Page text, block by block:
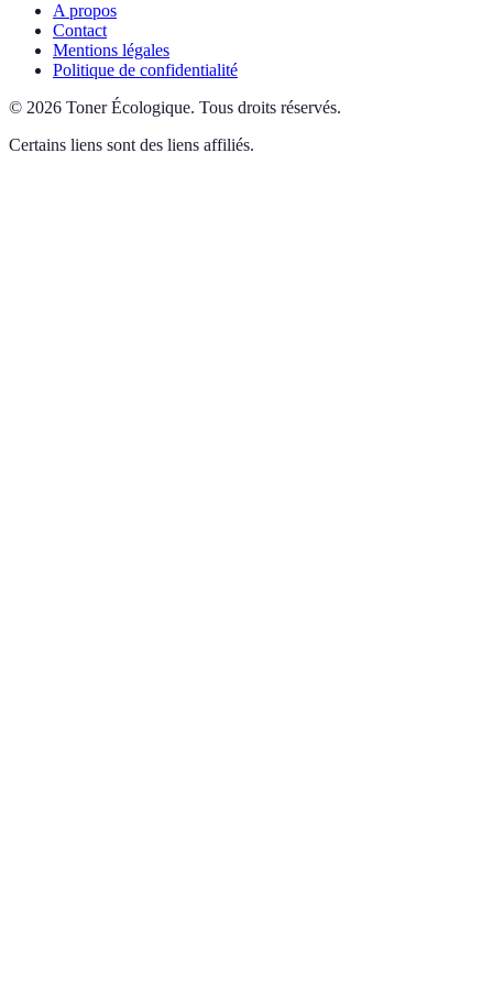
A propos
Contact
Mentions légales
Politique de confidentialité
© 2026 Toner Écologique. Tous droits réservés.
Certains liens sont des liens affiliés.